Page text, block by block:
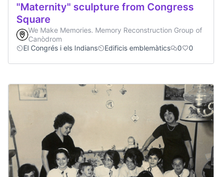
"Maternity" sculpture from Congress
Square
We Make Memories. Memory Reconstruction Group of
Canòdrom
El Congrés i els Indians
Edificis emblemàtics 0 0